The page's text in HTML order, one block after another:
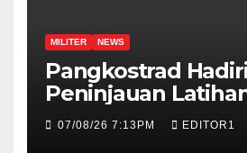
MILITER NEWS
Pangkostrad
Peninjauan
Terintegrasi TNI
Kepulauan Riau
07/08/26 7:13PM EDITOR1